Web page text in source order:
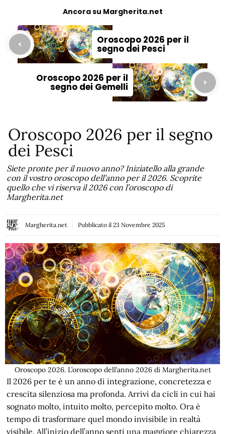
Ancora su Margherita.net
Oroscopo 2026 per il
segno dei Pesci
Oroscopo 2026 per il
segno dei Gemelli
Oroscopo 2026 per il segno
dei Pesci
Siete pronte per il nuovo anno? Iniziatello alla grande
con il vostro oroscopo dell’anno per il 2026. Scoprite
quello che vi riserva il 2026 con l’oroscopo di
Margherita.net
Margherita.net Pubblicato il 23 Novembre 2025
Oroscopo 2026. L’oroscopo dell’anno 2026 di Margherita.net
Il 2026 per te è un anno di integrazione, concretezza e
crescita silenziosa ma profonda. Arrivi da cicli in cui hai
sognato molto, intuito molto, percepito molto. Ora è
tempo di trasformare quel mondo invisibile in realtà
visibile. All’inizio dell’anno senti una maggiore chiarezza